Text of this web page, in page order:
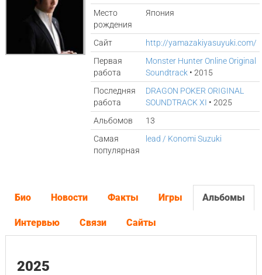
Место
рождения
Япония
Сайт
http://yamazakiyasuyuki.com/
Первая
работа
Monster Hunter Online Original
Soundtrack • 2015
Последняя
работа
DRAGON POKER ORIGINAL
SOUNDTRACK XI • 2025
Альбомов
13
Самая
популярная
lead / Konomi Suzuki
Био Новости Факты Игры Альбомы
Интервью Связи Сайты
2025